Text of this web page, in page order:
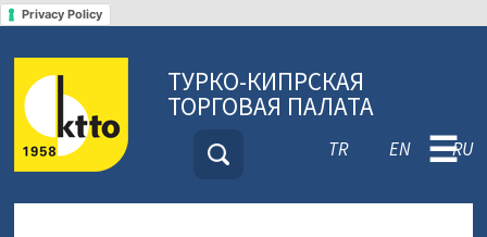
Privacy Policy
ТУРКО-КИПРСКАЯ
ТОРГОВАЯ ПАЛАТА
TR EN RU
☰